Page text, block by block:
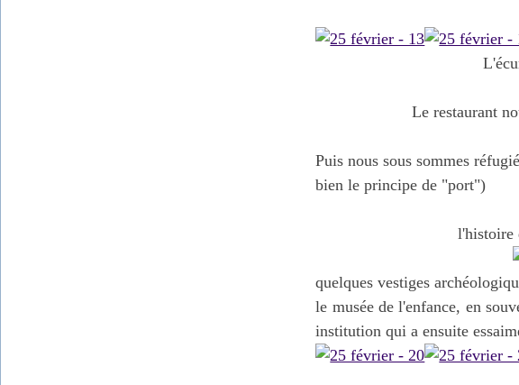
Le restaurant
Puis nous sous sommes
bien le principe de "port")
l'histoire
quelques vestiges
le musée de l'enfance, en
institution qui a ensuite